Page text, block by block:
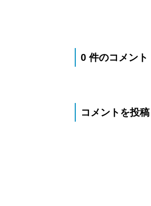
0 件のコメント
コメントを投稿